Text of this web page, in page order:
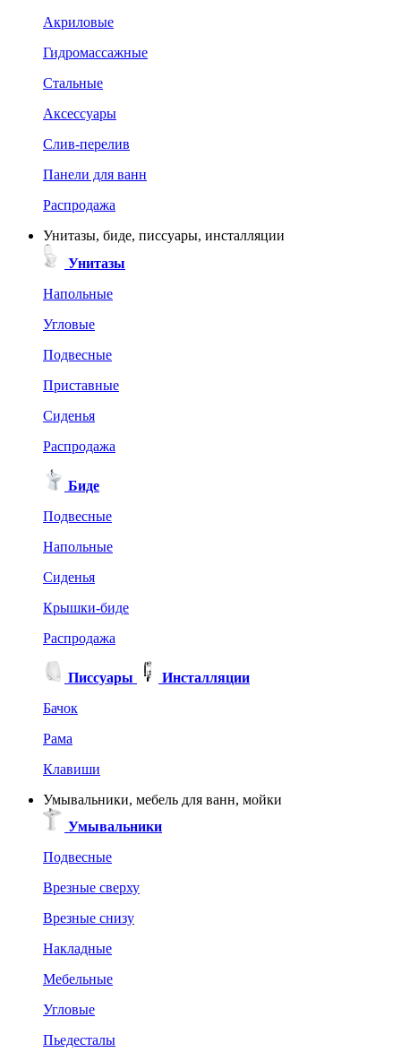
Акриловые
Гидромассажные
Стальные
Аксессуары
Слив-перелив
Панели для ванн
Распродажа
Унитазы, биде, писсуары, инсталляции
Унитазы
Напольные
Угловые
Подвесные
Приставные
Сиденья
Распродажа
Биде
Подвесные
Напольные
Сиденья
Крышки-биде
Распродажа
Писсуары
Инсталляции
Бачок
Рама
Клавиши
Умывальники, мебель для ванн, мойки
Умывальники
Подвесные
Врезные сверху
Врезные снизу
Накладные
Мебельные
Угловые
Пьедесталы